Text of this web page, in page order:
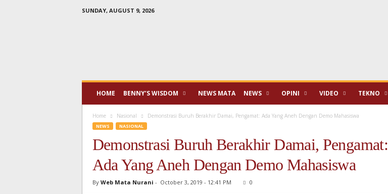
SUNDAY, AUGUST 9, 2026
HOME BENNY’S WISDOM NEWS MATA NEWS OPINI VIDEO TEKNO
Home Nasional Demonstrasi Buruh Berakhir Damai, Pengamat: Ada Yang Aneh Dengan Demo Mahasiswa
NEWS NASIONAL
Demonstrasi Buruh Berakhir Damai, Pengamat:
Ada Yang Aneh Dengan Demo Mahasiswa
By Web Mata Nurani - October 3, 2019 - 12:41 PM 0